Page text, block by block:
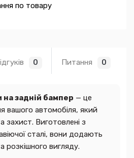
по товару
0 Питання 0
задній бампер — це
вашого автомобіля, який
захист. Виготовлені з
сталі, вони додають
розкішного вигляду.